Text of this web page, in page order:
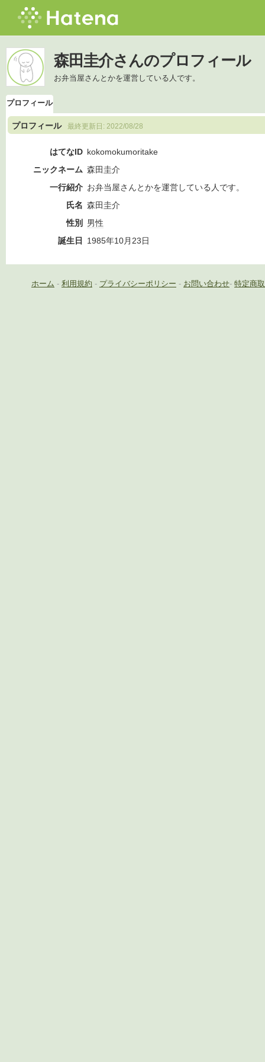
森田圭介さんのプロフィール
お弁当屋さんとかを運営している人です。
プロフィール
プロフィール 最終更新日: 2022/08/28
はてなID kokomokumoritake
ニックネーム 森田圭介
一行紹介 お弁当屋さんとかを運営している人です。
氏名 森田圭介
性別
男性
誕生日
1985年10月23日
ホーム - 利用規約 - プライバシーポリシー - お問い合わせ- 特定商